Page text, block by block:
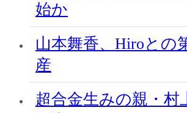
始か
山本舞香、Hiroとの
産
超合金生みの親・村